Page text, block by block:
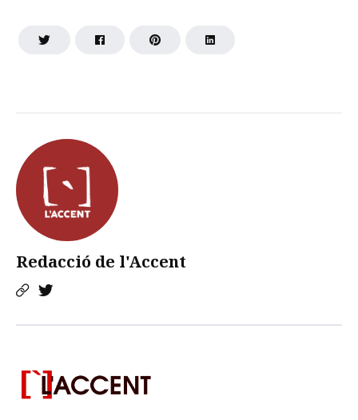
Redacció de l'Accent